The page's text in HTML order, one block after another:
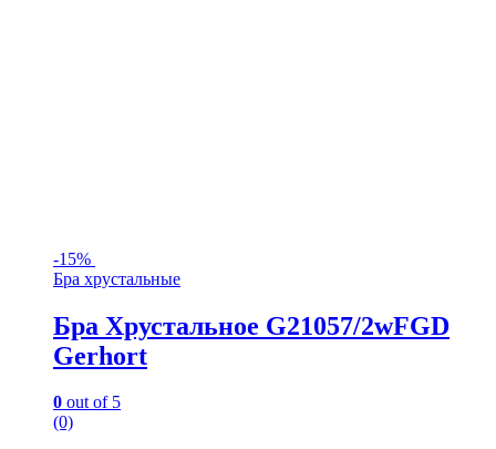
-15%
Бра хрустальные
Бра Хрустальное G21057/2wFGD
Gerhort
0 out of 5
(0)